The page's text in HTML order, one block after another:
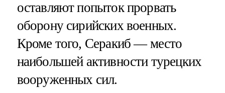
оставляют попыток прорвать
оборону сирийских военных.
Кроме того, Серакиб — место
наибольшей активности турецких
вооруженных сил.